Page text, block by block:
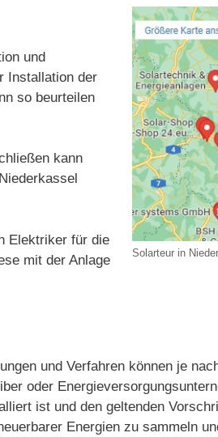
Solarteur in
und
Installation der
so beurteilen
kann
Elektriker für die
mit der Anlage
und Verfahren können je
oder
ist und den geltenden
Energien zu sammeln